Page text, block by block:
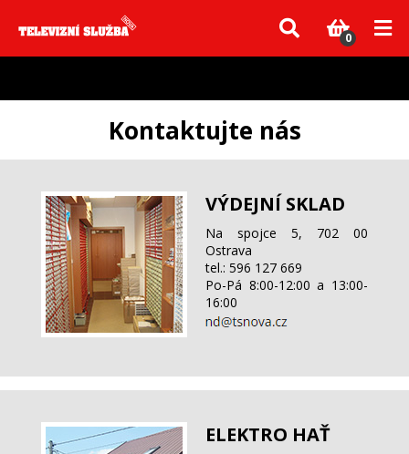
Vzhledem k aktuální situaci se může dodání dílů, které nejsou skladem,
zpozdit. Děkujeme za pochopení.
0
Kontaktujte nás
VÝDEJNÍ SKLAD
Na spojce 5, 702 00
Ostrava
tel.: 596 127 669
Po-Pá 8:00-12:00 a 13:00-
16:00
ELEKTRO HAŤ